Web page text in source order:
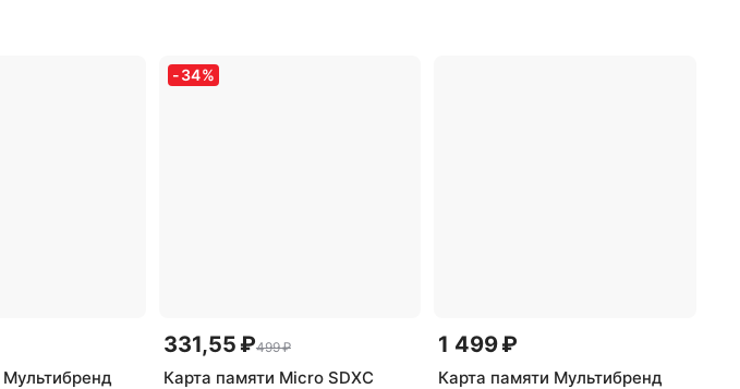
microSDXC
-34%
331,55 ₽499 ₽
Карта памяти Micro SDXC
1 499 ₽
Карта памяти Мультибренд